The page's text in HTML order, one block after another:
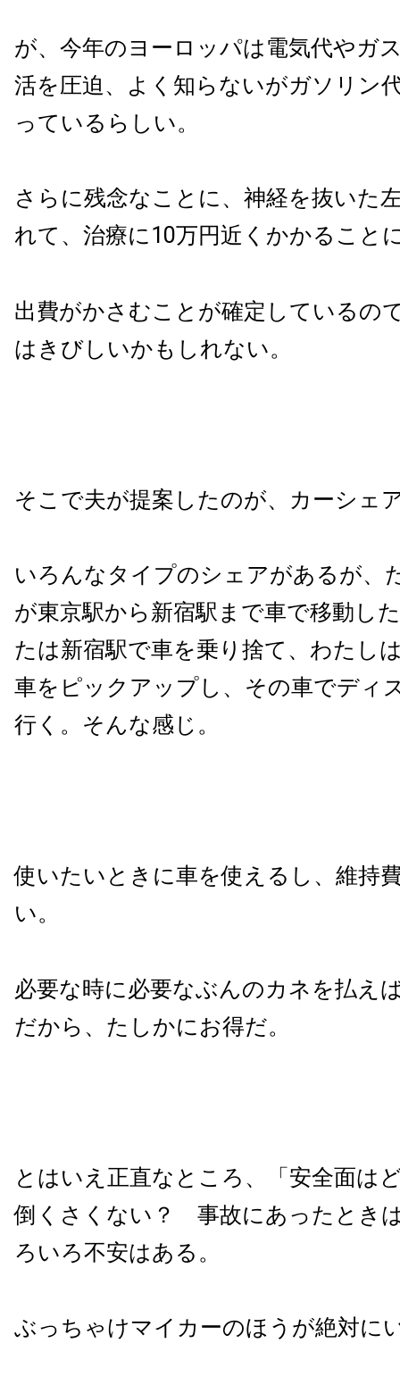
が、今年のヨーロッパは電気代やガ
活を圧迫、よく知らないがガソリン
っているらしい。
さらに残念なことに、神経を抜いた
れて、治療に10万円近くかかること
出費がかさむことが確定しているの
はきびしいかもしれない。
そこで夫が提案したのが、カーシェ
いろんなタイプのシェアがあるが、
が東京駅から新宿駅まで車で移動し
たは新宿駅で車を乗り捨て、わたし
車をピックアップし、その車でディ
行く。そんな感じ。
使いたいときに車を使えるし、維持
い。
必要な時に必要なぶんのカネを払え
だから、たしかにお得だ。
とはいえ正直なところ、「安全面
倒くさくない？ 事故にあったとき
ろいろ不安はある。
ぶっちゃけマイカーのほうが絶対に